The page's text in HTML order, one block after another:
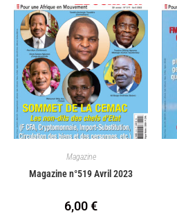
Magazine
Magazine n°519 Avril 2023
6,00€